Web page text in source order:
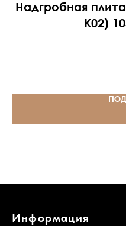
Надгробная
К02)